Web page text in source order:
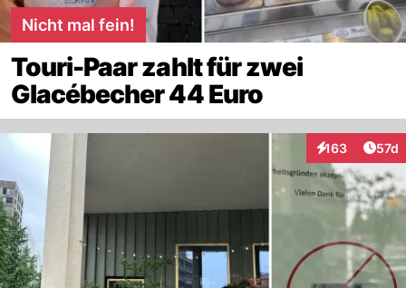
Nicht mal fein!
Touri-Paar zahlt für zwei
Glacébecher 44 Euro
163
Interaktionen
57d